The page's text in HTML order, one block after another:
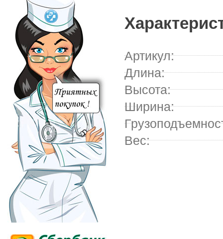
Артикул:
Длина:
Высота:
Ширина:
Вес: